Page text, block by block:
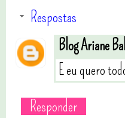
Respostas
Blog Ariane
E eu quero
Responder